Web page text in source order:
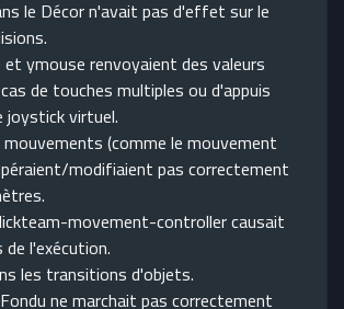
le Décor n'avait pas d'effet sur le
et ymouse renvoyaient des valeurs
de touches multiples ou d'appuis
joystick virtuel.
(comme le mouvement
modifiaient pas correctement
movement-controller causait
l'exécution.
les transitions d'objets.
ne marchait pas correctement